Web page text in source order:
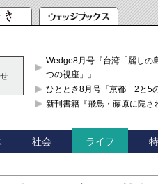
Wedge8月号『台湾「麗しの
つの視座」』
ひととき8月号『京都 2と5の
新刊書籍『飛鳥・藤原に隠さ
社会 ライフ